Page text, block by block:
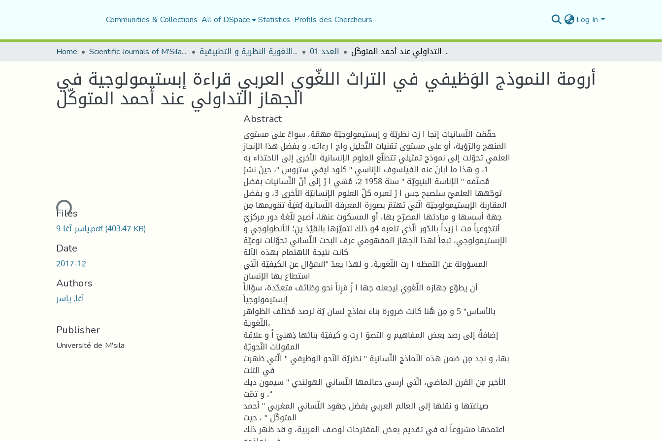
Communities & Collections All of DSpace Statistics Profils des Chercheurs Log In
Home Scientific Journals of M'Sila University مجلة المقرى للدراسات اللغوية النظرية و التطبيقية العدد 01 أرومة النموذج الوَظيفي في التراث اللغّوي العربي قراءة إبستيمولوجية في الجهاز التداولي عند أحمد المتوكّل
أرومة النموذج الوَظيفي في التراث اللغّوي العربي قراءة إبستيمولوجية في
الجهاز التداولي عند أحمد المتوكّل
Loading...
Files
9 ياسر آغا.pdf(403.47 KB)
Date
2017-12
Authors
آغا, ياسر
Publisher
Université de M'sila
Abstract
حقّقت اللّسانيات إنجا ا زت نظريّة و إبستيمولوجيّة مهمّة، سواءً على مستوى
المنهج والرّؤية، أو على مستوى تقنيات التّحليل واج ا رءاته، و بفضل هذا الإنجاز
العلمي تحوّلت إلى نموذج تمثيلي تتطلّع العلوم الإنسانية الأخرى إلى الاحتذاء به
1، و هذا ما أبانَ عنه الفيلسوف الإناسي " كلود ليفي ستروس "، حينَ نشرَ
مُصنّفه " الإناسة البنيويّة " سنة 1958 2، مُشي ا رً إلى أنّ اللّسانيات بفضل
توجّهها العلميّ ستصبح جس ا رً تعبره كلّ العلوم الإنسانيّة الأخرى 3، و بفضل
المقاربة الإبستيمولوجيّة الّتي تهتمّ بصورة المعرفة اللّسانية بُغيَةَ تقويمها مِن
جهة أسسها و مبادئها المصرّح بها، أو المسكوت عنها، أصبح للّغة دور مركزيّ
أنتجَوعياً مت ا زيداً بالدّور الّذي تلعبه 4و ذلك لتميّزها بالقَيْدَ ينِ؛ الأنطولوجي و
الإبستيمولوجي، تبعاً لهذا الجِهاز المفهومي عرف البحث اللّساني تحوّلات نوعيّة
كانت نتيجة الاهتمام بهذه الآلة
المسؤولة عن التمظه ا رت اللّغوية، و لهذا يعدّ "السّؤال عن الكيفيّة الّتي
استطاع بها الإنسان
أن يطوّع جهازه اللّغوي ليجعله جها ا زً مَرِناً نحو وظائف متعدّدة، سؤالاً
إبستيمولوجياً
بالأساس" 5 و مِن هُنا كانت ضرورة بناء نماذج لسان يّة لرصد مُختلف الظواهر
اللّغوية،
إضافةً إلى رصد بعض المفاهيم و التصوّ ا رت و كيفيّة بنائها ذِهنيّ اً و علاقة
المقولات النّحويّة
بها، و نجد مِن ضمن هذه النّماذج اللّسانية " نظريّة النّحو الوظيفي " الّتي ظهرت
في الثلث
الأخير مِن القرن الماضي، الّتي أرسى دعائمها اللّساني الهولندي " سيمون ديك
"، و تمّت
صياغتها و نقلها إلى العالم العربي بفضل جهود اللّساني المغربي " أحمد
المتوكّل " ، حيث
اعتمدها مشروعاً له في تقديم بعض المقترحات لوصف العربية، و قد ظهر ذلك